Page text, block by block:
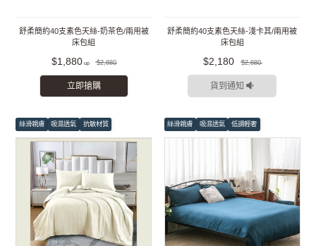
舒柔簡約40支素色天絲-奶茶色/兩用被
床包組
$1,880 $2,880
立即搶購
舒柔簡約40支素色天絲-淺卡其/兩用被
床包組
$2,180 $2,880
貨到通知
絲滑親膚 吸濕透氣 抗敏材質 絲滑親膚 吸濕透氣 低調輕奢